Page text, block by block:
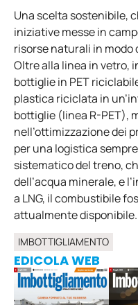
Una scelta sostenibile,
iniziative messe in
risorse naturali in modo
Oltre alla linea in vetro,
bottiglie in PET
plastica riciclata in
bottiglie (linea R-PET),
nell’ottimizzazione dei
per una logistica
sistematico del treno,
dell’acqua minerale, e
a LNG, il combustibile
attualmente disponibile.
IMBOTTIGLIAMENTO
EDICOLA WEB